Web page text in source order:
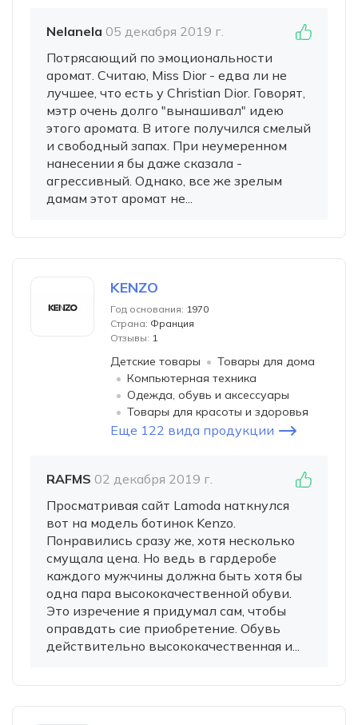
Nelanela 05 декабря 2019 г.
Потрясающий по эмоциональности
аромат. Считаю, Miss Dior - едва ли не
лучшее, что есть у Christian Dior. Говорят,
мэтр очень долго "вынашивал" идею
этого аромата. В итоге получился смелый
и свободный запах. При неумеренном
нанесении я бы даже сказала -
агрессивный. Однако, все же зрелым
дамам этот аромат не...
KENZO
Год основания: 1970
Страна: Франция
Отзывы: 1
Детские товары
Товары для дома
Компьютерная техника
Одежда, обувь и аксессуары
Товары для красоты и здоровья
Еще 122 вида продукции
RAFMS 02 декабря 2019 г.
Просматривая сайт Lamoda наткнулся
вот на модель ботинок Kenzo.
Понравились сразу же, хотя несколько
смущала цена. Но ведь в гардеробе
каждого мужчины должна быть хотя бы
одна пара высококачественной обуви.
Это изречение я придумал сам, чтобы
оправдать сие приобретение. Обувь
действительно высококачественная и...